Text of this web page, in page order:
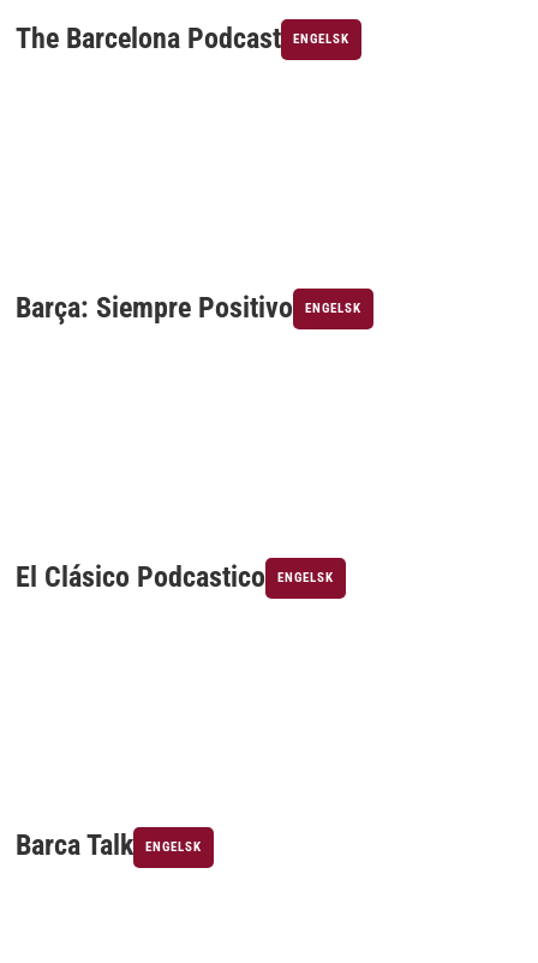
The Barcelona Podcast ENGELSK
Barça: Siempre Positivo ENGELSK
El Clásico Podcastico ENGELSK
Barca Talk ENGELSK